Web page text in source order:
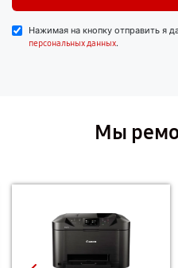
Нажимая на кнопку отправить я
персональных данных.
Мы